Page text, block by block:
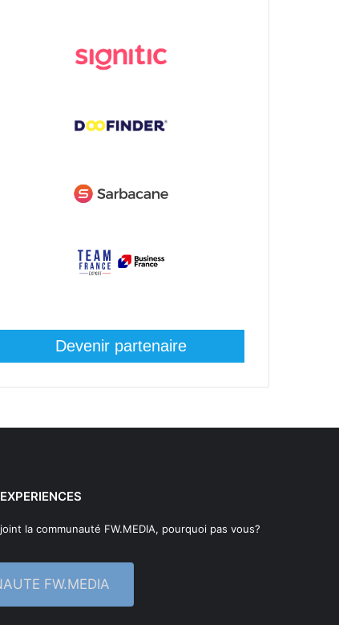
Devenir partenaire
la communauté FW.MEDIA, pourquoi pas vous?
FW.MEDIA